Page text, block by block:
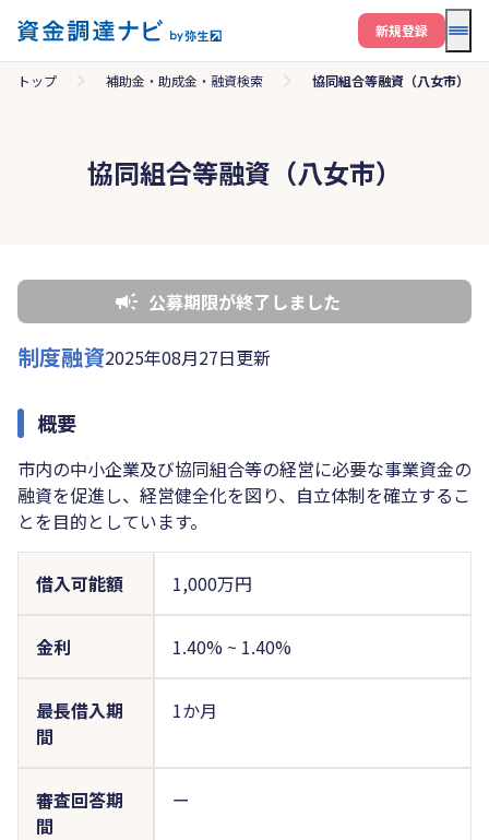
メ
新規登録
トップ 補助金・助成金・融資検索 協同組合等融資（八女市）
協同組合等融資（八女市）
公募期限が終了しました
制度融資2025年08月27日更新
概要
市内の中小企業及び協同組合等の経営に必要な事業資金の
融資を促進し、経営健全化を図り、自立体制を確立するこ
とを目的としています。
借入可能額 1,000万円
金利 1.40% ~ 1.40%
最長借入期
間
1か月
審査回答期
間
ー